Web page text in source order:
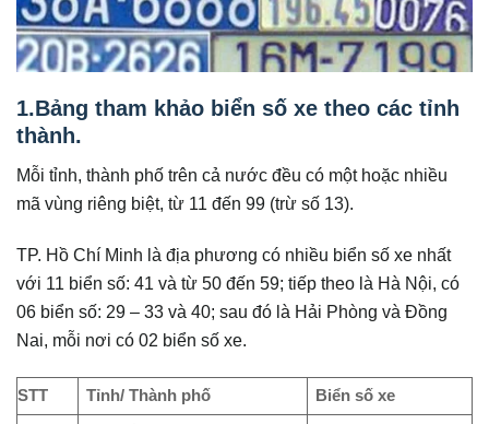
1.Bảng tham khảo biển số xe theo các tỉnh
thành.
Mỗi tỉnh, thành phố trên cả nước đều có một hoặc nhiều
mã vùng riêng biệt, từ 11 đến 99 (trừ số 13).
TP. Hồ Chí Minh là địa phương có nhiều biển số xe nhất
với 11 biển số: 41 và từ 50 đến 59; tiếp theo là Hà Nội, có
06 biển số: 29 – 33 và 40; sau đó là Hải Phòng và Đồng
Nai, mỗi nơi có 02 biển số xe.
STT Tỉnh/ Thành phố Biển số xe